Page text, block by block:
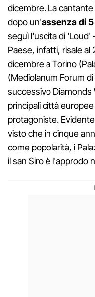
dicembre. La
dopo un'assenza di
seguì l'uscita di
Paese, infatti, risale al
dicembre a Torino
(Mediolanum Forum di
successivo Diamonds
principali città
protagoniste.
visto che in cinque
come popolarità, i
il san Siro è l'approdo